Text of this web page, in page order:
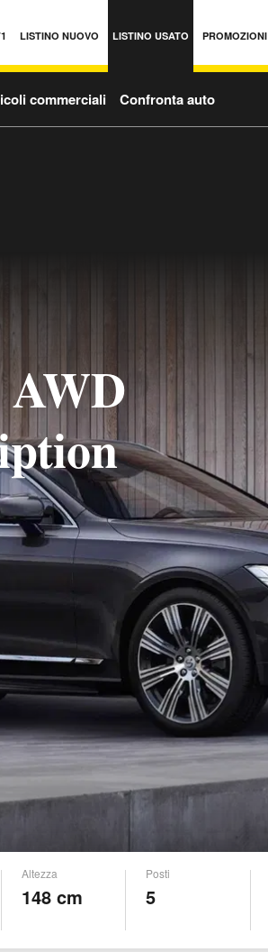
LISTINO NUOVO LISTINO USATO PROMOZIONI
commerciali Confronta auto
Altezza
148 cm
Posti
5